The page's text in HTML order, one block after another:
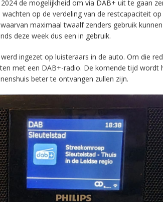
de mogelijkheid om via DAB+ uit te gaan
op de verdeling van de restcapaciteit op
maximaal twaalf zenders gebruik
deze week dus een in gebruik.
ingezet op luisteraars in de auto. Om die
met een DAB+-radio. De komende tijd wordt
beter te ontvangen zullen zijn.